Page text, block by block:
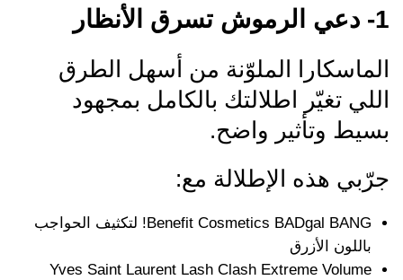
1- دعي الرموش تسرق الأنظار
الماسكارا الملوّنة من أسهل الطرق
اللي تغيّر اطلالتك بالكامل بمجهود
بسيط وتأثير واضح.
جرّبي هذه الإطلالة مع:
Benefit Cosmetics BADgal BANG! لتكثيف الحواجب
باللون الأزرق
Yves Saint Laurent Lash Clash Extreme Volume